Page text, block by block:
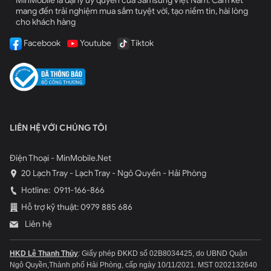
Một cải tiến nữa chỉ có ởiPhone 7 likenew, giá rẻ Hàn Quốc
khả năng hiển thị ánh sáng. Chế độ sáng tự động của thiết bị là
660 nits, tuy nhiên ở các bạn có thể điều chỉnh độ sáng xuống
còn 560 nits để dế yêu hoạt động tốt hơn.
Mua iPhone 7 32GB Hàn Quốc tại Hải Phòng uy
tín phải đến ngay Min Mobile
mang đến trải nghiệm mua sắm tuyệt vời, tạo niềm tin, hài lòng
cho khách hàng
Facebook Youtube Tiktok
LIÊN HỆ VỚI CHÚNG TÔI
Điện Thoại - MinMobile.Net
20 Lạch Tray - Lạch Tray - Ngô Quyền - Hải Phòng
Hotline: 0911-166-866
Hỗ trợ kỹ thuật: 0979 885 686
Liên hệ
HKD Lê Thanh Thủy: Giấy phép ĐKKD số 02B8034425, do UBND Quận
Ngô Quyền,Thành phố Hải Phòng, cấp ngày 10/11/2021. MST 0202132640